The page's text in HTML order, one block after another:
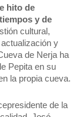
hito de
y de
cultural,
y
de Nerja ha
Pepita en su
la propia cueva.
de la